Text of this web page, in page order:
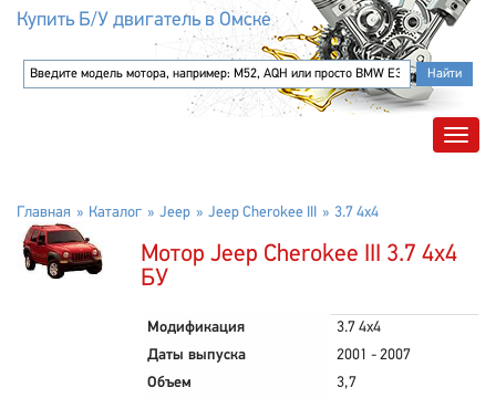
Купить Б/У двигатель в Омске
Главная Каталог Jeep Jeep Cherokee III 3.7 4x4
Мотор Jeep Cherokee III 3.7 4x4
БУ
Модификация
3.7 4x4
Даты выпуска
2001 - 2007
Объем
3,7